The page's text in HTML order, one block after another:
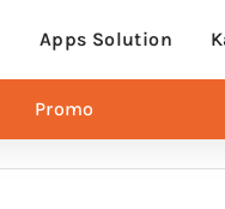
Apps Solution
Promo